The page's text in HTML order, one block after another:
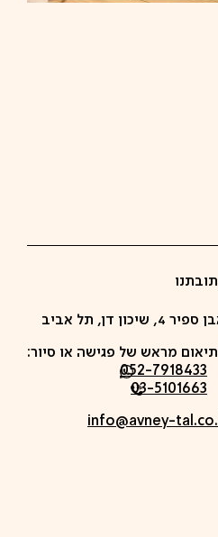
4, שיכון דן, תל אביב
מראש של פגישה או סיור:
052-7918433
03-5101663
info@avney-